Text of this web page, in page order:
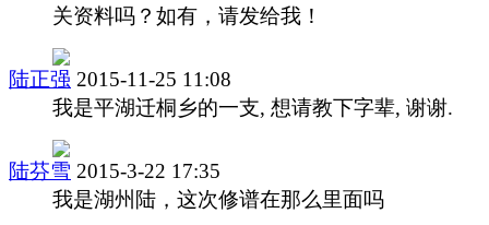
关资料吗？如有，请发给我！
陆正强 2015-11-25 11:08
我是平湖迁桐乡的一支, 想请教下字辈, 谢谢.
陆芬雪 2015-3-22 17:35
我是湖州陆，这次修谱在那么里面吗